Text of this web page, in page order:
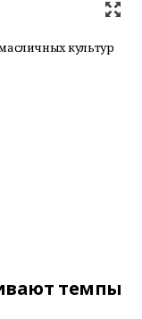
культур
темпы